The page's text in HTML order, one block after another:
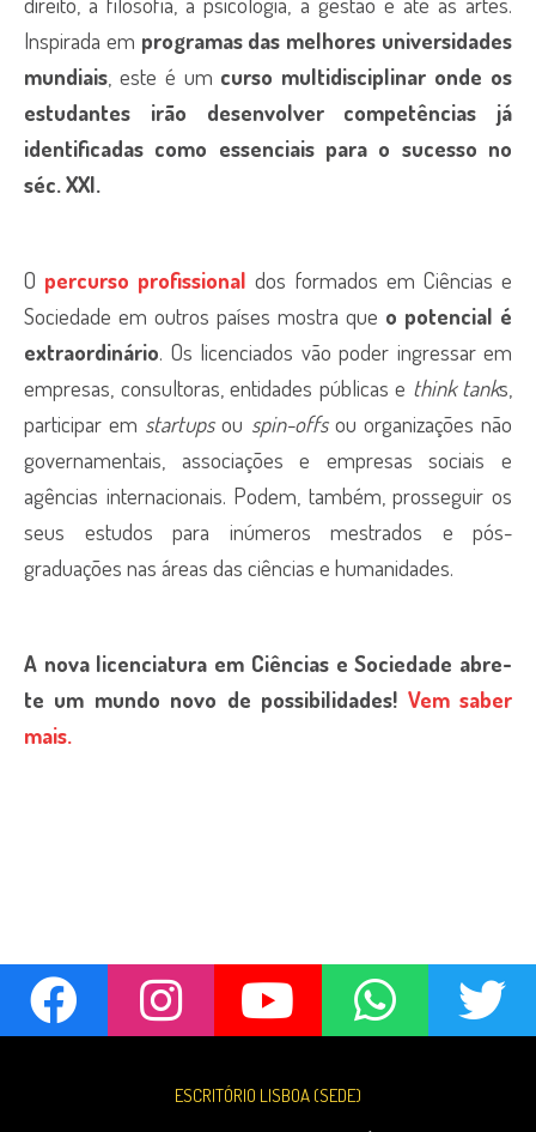
Inspirada em programas das melhores universidades
mundiais , este é um curso multidisciplinar onde os
estudantes irão desenvolver competências já
identificadas como essenciais para o sucesso no
séc. XXI.
O percurso profissional dos formados em Ciências e
Sociedade em outros países mostra que o potencial é
extraordinário. Os licenciados vão poder ingressar em
empresas, consultoras, entidades públicas e think tanks,
participar em startupsou spin-offsou organizações não
governamentais, associações e empresas sociais e
agências internacionais. Podem, também, prosseguir os
seus estudos para inúmeros mestrados e pós-
graduações nas áreas das ciências e humanidades.
A nova licenciatura em Ciências e Sociedade abre-
te um mundo novo de possibilidades! Vem saber
mais.
ESCRITÓRIO LISBOA (SEDE)